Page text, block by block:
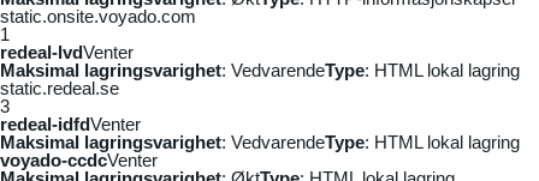
static.onsite.voyado.com
1
redeal-lvdVenter
Maksimal lagringsvarighet: VedvarendeType: HTML lokal lagring
static.redeal.se
3
redeal-idfdVenter
Maksimal lagringsvarighet: VedvarendeType: HTML lokal lagring
voyado-ccdcVenter